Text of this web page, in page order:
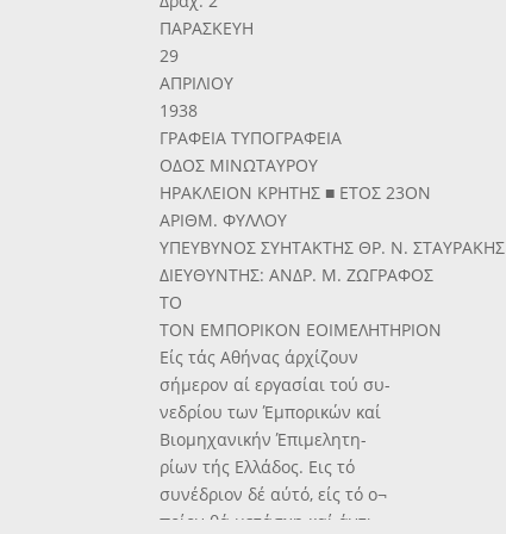
ΠΑΡΑΣΚΕΥΗ
29
ΑΠΡΙΛΙΟΥ
1938
ΓΡΑΦΕΙΑ ΤΥΠΟΓΡΑΦΕΙΑ
ΟΔΟΣ ΜΙΝΩΤΑΥΡΟΥ
ΗΡΑΚΛΕΙΟΝ ΚΡΗΤΗΣ ■ ΕΤΟΣ 23ΟΝ
ΑΡΙΘΜ. ΦΥΛΛΟΥ
ΥΠΕΥΒΥΝΟΣ ΣΥΗΤΑΚΤΗΣ ΘΡ. Ν. ΣΤΑΥΡΑΚΗΣ
ΔΙΕΥΘΥΝΤΗΣ: ΑΝΔΡ. Μ. ΖΩΓΡΑΦΟΣ
ΤΟ
ΤΟΝ ΕΜΠΟΡΙΚΟΝ ΕΟΙΜΕΛΗΤΗΡΙΟΝ
Είς τάς Αθήνας άρχίζουν
σήμερον αί εργασίαι τού συ-
νεδρίου των Έμπορικών καί
Βιομηχανικήν Έπιμελητη-
ρίων τής Ελλάδος. Εις τό
συνέδριον δέ αύτό, είς τό ο¬
ποίον θά μετάσχη καί άντι-